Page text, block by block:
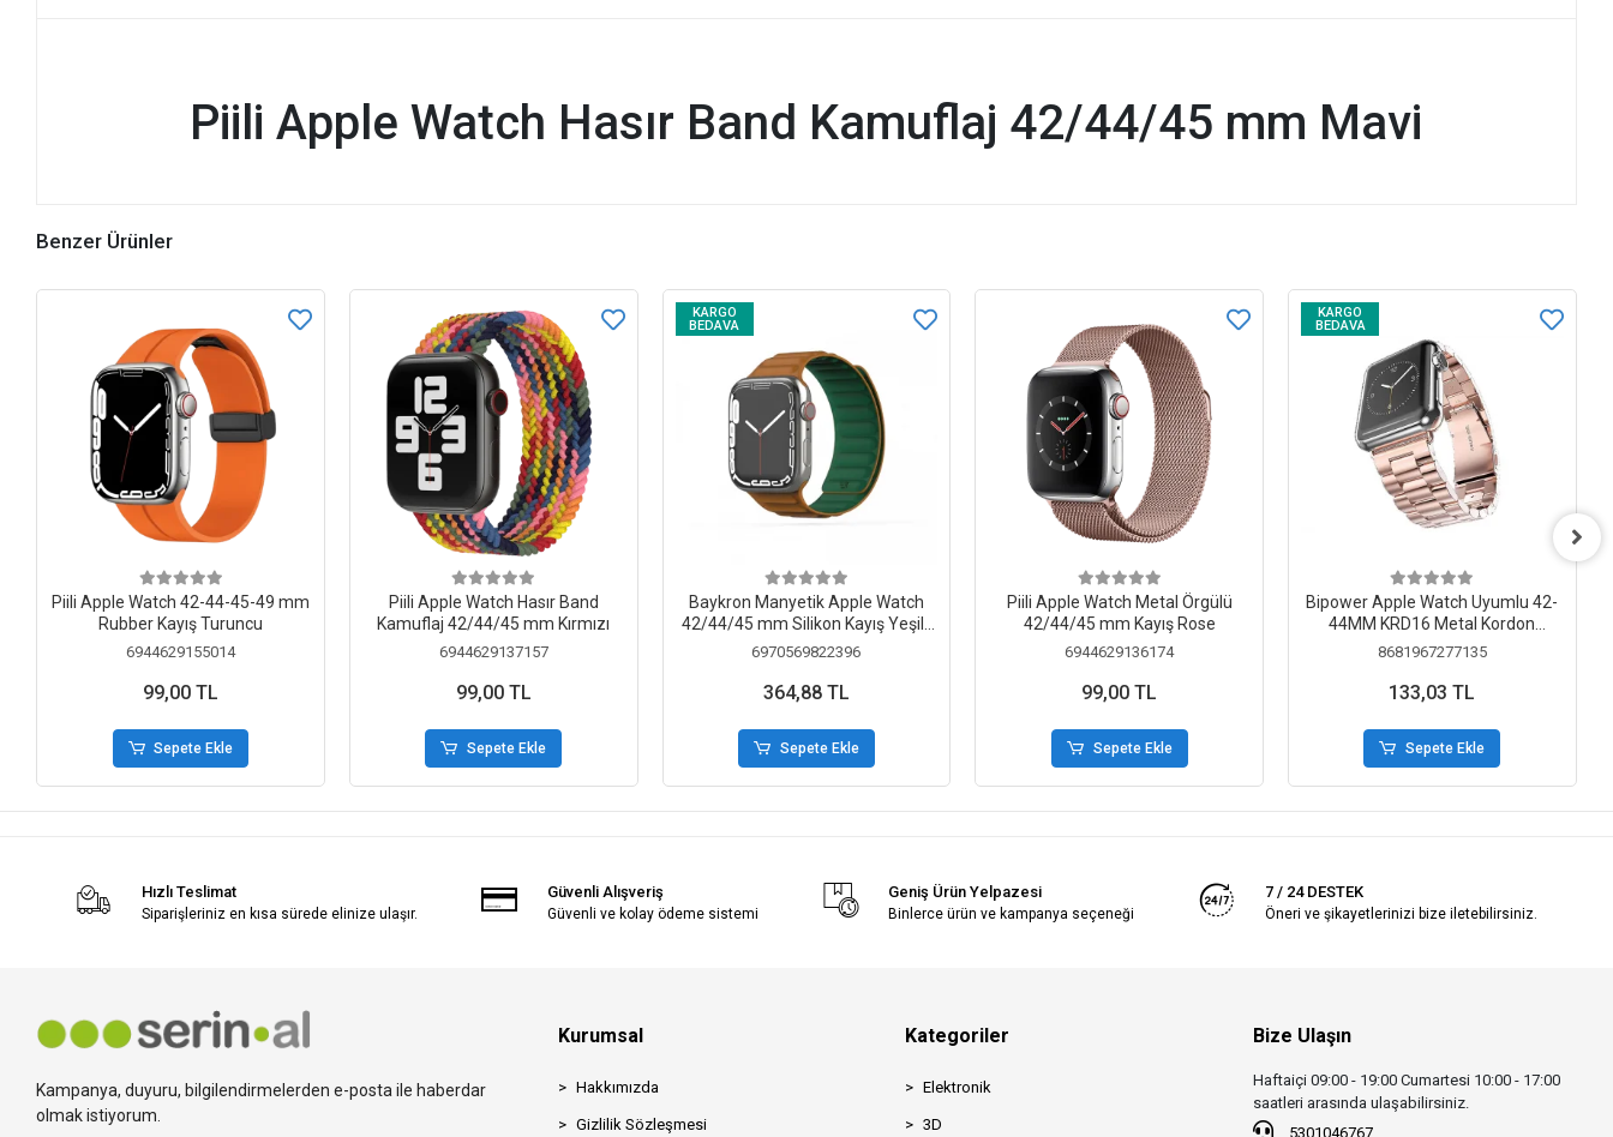
Piili Apple Watch Hasır Band Kamuflaj 42/44/45 mm Mavi
Benzer Ürünler
Piili Apple Watch 42-44-45-49 mm
Rubber Kayış Turuncu
6944629155014
99,00 TL
Sepete Ekle
Piili Apple Watch Hasır Band
Kamuflaj 42/44/45 mm Kırmızı
6944629137157
99,00 TL
Sepete Ekle
KARGO
BEDAVA
Baykron Manyetik Apple Watch
42/44/45 mm Silikon Kayış Yeşil-
Kahverengi
6970569822396
364,88 TL
Sepete Ekle
Piili Apple Watch Metal Örgülü
42/44/45 mm Kayış Rose
6944629136174
99,00 TL
Sepete Ekle
KARGO
BEDAVA
Bipower Apple Watch Uyumlu 42-
44MM KRD16 Metal Kordon
Pembe
8681967277135
133,03 TL
Sepete Ekle
Hızlı Teslimat
Siparişleriniz en kısa sürede elinize ulaşır.
Güvenli Alışveriş
Güvenli ve kolay ödeme sistemi
Geniş Ürün Yelpazesi
Binlerce ürün ve kampanya seçeneği
7 / 24 DESTEK
Öneri ve şikayetlerinizi bize iletebilirsiniz.
Kampanya, duyuru, bilgilendirmelerden e-posta ile haberdar
olmak istiyorum.
Kurumsal
Hakkımızda
Gizlilik Sözleşmesi
Kategoriler
Elektronik
3D
Bize Ulaşın
Haftaiçi 09:00 - 19:00 Cumartesi 10:00 - 17:00
saatleri arasında ulaşabilirsiniz.
5301046767